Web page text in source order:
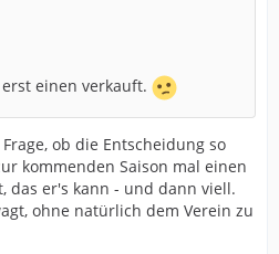
einen verkauft.
ob die Entscheidung so
kommenden Saison mal einen
das er's kann - und dann viell.
ohne natürlich dem Verein zu